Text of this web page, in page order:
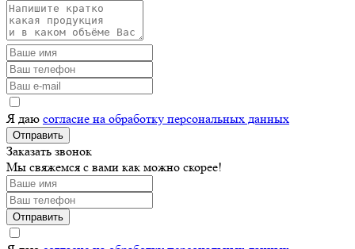
Я даю согласие на обработку персональных данных
Отправить
Заказать звонок
Мы свяжемся с вами как можно скорее!
Отправить